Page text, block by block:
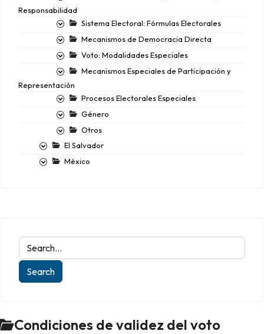
Responsabilidad
Sistema Electoral: Fórmulas Electorales
Mecanismos de Democracia Directa
Voto: Modalidades Especiales
Mecanismos Especiales de Participación y
Representación
Procesos Electorales Especiales
Género
Otros
El Salvador
México
Condiciones de validez del voto